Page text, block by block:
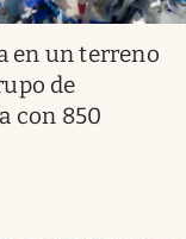
en un terreno
de
con 850